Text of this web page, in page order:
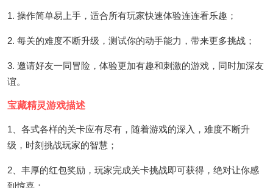
1. 操作简单易上手，适合所有玩家快速体验连连看乐趣；
2. 每关的难度不断升级，测试你的动手能力，带来更多挑战；
3. 邀请好友一同冒险，体验更加有趣和刺激的游戏，同时加深友
谊。
宝藏精灵游戏描述
1、各式各样的关卡应有尽有，随着游戏的深入，难度不断升
级，时刻挑战玩家的智慧；
2、丰厚的红包奖励，玩家完成关卡挑战即可获得，绝对让你感
到惊喜；